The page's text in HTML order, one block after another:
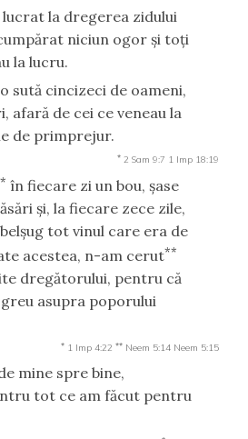
lucrat la dregerea zidului
niciun ogor şi toţi
la lucru.
o sută cincizeci de oameni,
afară de cei ce veneau la
de primprejur.
* 2 Sam 9:7 1 Imp 18:19
* în fiecare zi un bou, şase
şi, la fiecare zece zile,
tot vinul care era de
acestea, n-am cerut**
dregătorului, pentru că
asupra poporului
* 1 Imp 4:22 ** Neem 5:14 Neem 5:15
mine spre bine,
tot ce am făcut pentru